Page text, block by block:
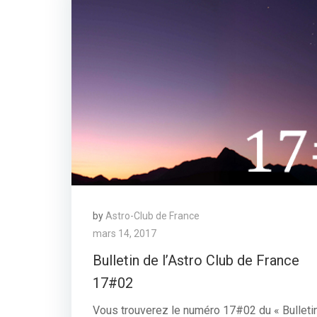
by Astro-Club de France
mars 14, 2017
Bulletin de l’Astro Club de France
17#02
Vous trouverez le numéro 17#02 du «